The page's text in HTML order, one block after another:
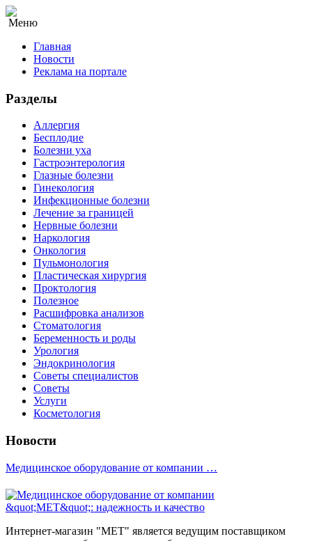
Меню
Главная
Новости
Реклама на портале
Разделы
Аллергия
Бесплодие
Болезни уха
Гастроэнтерология
Глазные болезни
Гинекология
Инфекционные болезни
Лечение за границей
Нервные болезни
Наркология
Онкология
Пульмонология
Пластическая хирургия
Проктология
Полезное
Расшифровка анализов
Стоматология
Беременность и роды
Урология
Эндокринология
Советы специалистов
Советы
Услуги
Косметология
Новости
Медицинское оборудование от компании …
Интернет-магазин "МЕТ" является ведущим поставщиком